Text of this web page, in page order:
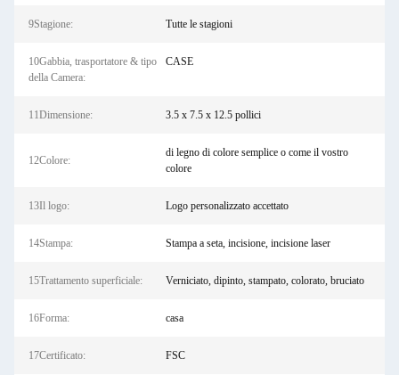
9Stagione: Tutte le stagioni
10Gabbia, trasportatore & tipo
della Camera:
CASE
11Dimensione: 3.5 x 7.5 x 12.5 pollici
12Colore:
di legno di colore semplice o come il vostro
colore
13Il logo: Logo personalizzato accettato
14Stampa: Stampa a seta, incisione, incisione laser
15Trattamento superficiale: Verniciato, dipinto, stampato, colorato, bruciato
16Forma: casa
17Certificato: FSC